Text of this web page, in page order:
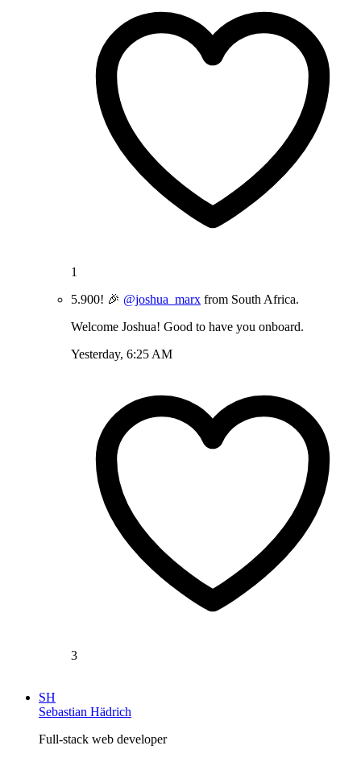
1
5.900! 🎉 @joshua_marx from South Africa.
Welcome Joshua! Good to have you onboard.
Yesterday, 6:25 AM
3
SH
Sebastian Hädrich
Full-stack web developer